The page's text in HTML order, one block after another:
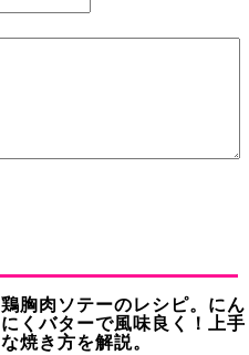
鶏胸肉ソテーのレシピ。にん
にくバターで風味良く！上手
な焼き方を解説。